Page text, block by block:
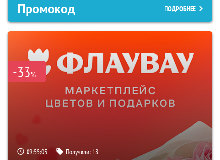
Промокод ПОДРОБНЕЕ
-33%
09:55:02 Получили: 18